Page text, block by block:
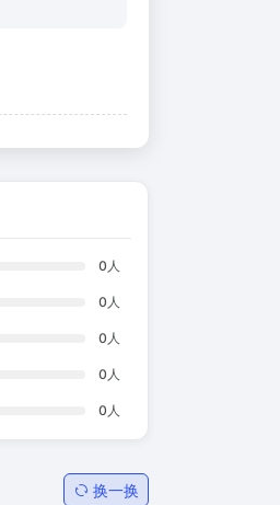
0 人
0 人
0 人
0 人
0 人
换一换